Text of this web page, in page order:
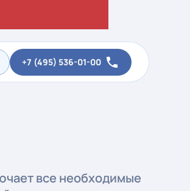
+7 (495) 536-01-00
все необходимые